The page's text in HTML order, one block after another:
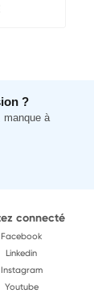
?
manque à
connecté
Facebook
Linkedin
Instagram
Youtube